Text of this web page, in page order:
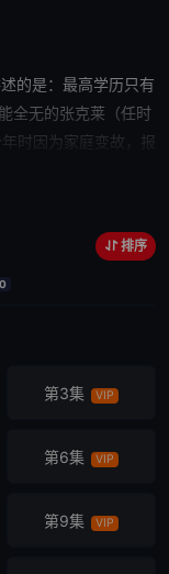
的是：最高学历只有
全无的张克莱（任时
时因为家庭变故，报
无为。在26岁还在打
场的他面对周围外语
挫折感包围，觉得自
营业3组的吴科长
存下去…… 韩剧《
排序
第3集 VIP
第6集 VIP
第9集 VIP